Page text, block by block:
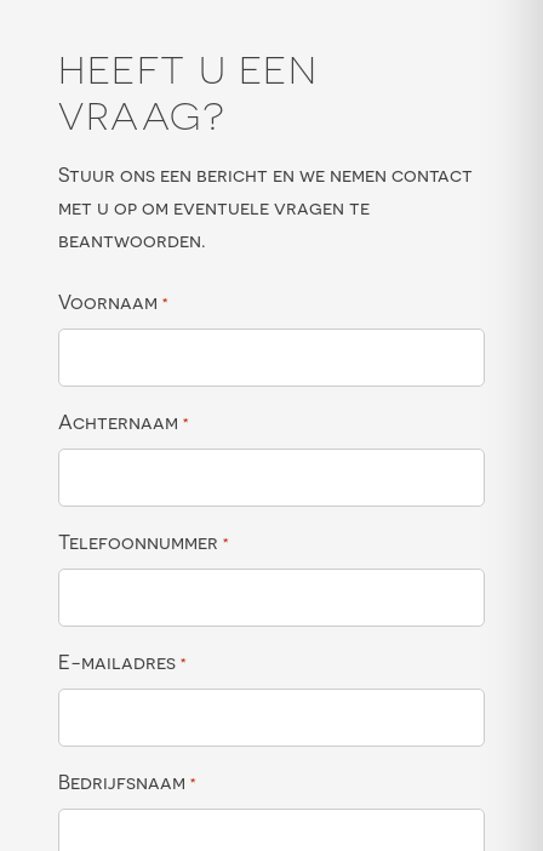
HEEFT U EEN
VRAAG?
Stuur ons een bericht en we nemen contact
met u op om eventuele vragen te
beantwoorden.
Voornaam *
Achternaam *
Telefoonnummer *
E-mailadres *
Bedrijfsnaam *